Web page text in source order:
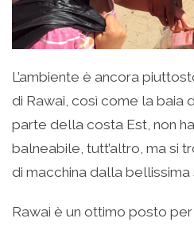
L’ambiente è ancora
di Rawai, così come la baia
parte della costa Est, non
balneabile, tutt’altro, ma si
di macchina dalla bellissima
Rawai è un ottimo posto per